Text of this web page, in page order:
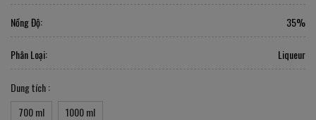
Nồng Độ: 35%
Phân Loại: Liqueur
Dung tích :
700 ml
1000 ml